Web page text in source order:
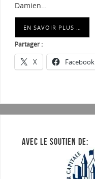
Damien…
EN SAVOIR PLUS …
Partager :
X Facebook
AVEC LE SOUTIEN DE: